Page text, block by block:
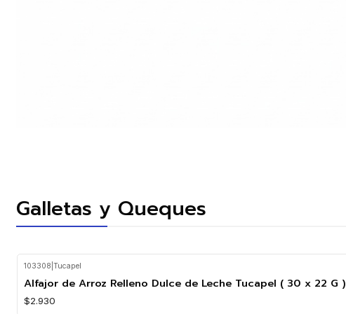
Galletas y Queques
103308 Tucapel
Alfajor de Arroz Relleno Dulce de Leche Tucapel ( 30 x 22 G )
$2.930